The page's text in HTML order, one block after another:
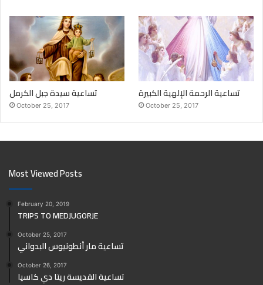
تساعية سيدة جبل الكرمل
October 25, 2017
تساعية الرحمة الإلهية الكبيرة
October 25, 2017
Most Viewed Posts
February 20, 2019
TRIPS TO MEDJUGORJE
October 25, 2017
تساعية مار أنطونيوس البدواني
October 26, 2017
تساعية القديسة ريتا دي كاسيا